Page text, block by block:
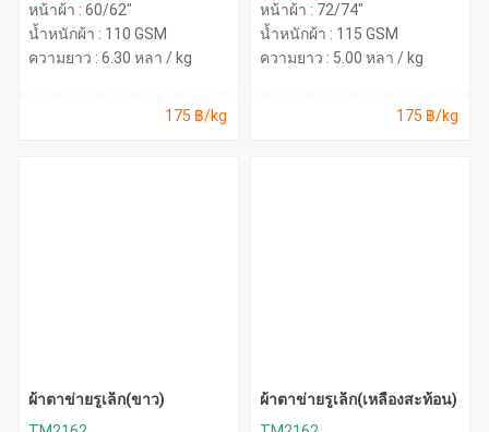
หน้าผ้า : 60/62"
น้ำหนักผ้า : 110 GSM
ความยาว : 6.30 หลา / kg
175 ฿/kg
หน้าผ้า : 72/74"
น้ำหนักผ้า : 115 GSM
ความยาว : 5.00 หลา / kg
175 ฿/kg
ผ้าตาข่ายรูเล็ก(ขาว)
ผ้าตาข่ายรูเล็ก(เหลืองสะท้อน)